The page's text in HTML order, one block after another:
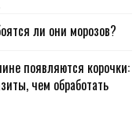
ли они морозов?
появляются корочки:
чем обработать